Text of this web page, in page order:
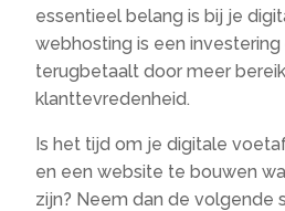
essentieel belang is bij je
webhosting is een
terugbetaalt door meer
klanttevredenheid.
Is het tijd om je digitale
en een website te bouwen
zijn? Neem dan de volgende